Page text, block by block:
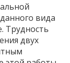
вида
Трудность
двух